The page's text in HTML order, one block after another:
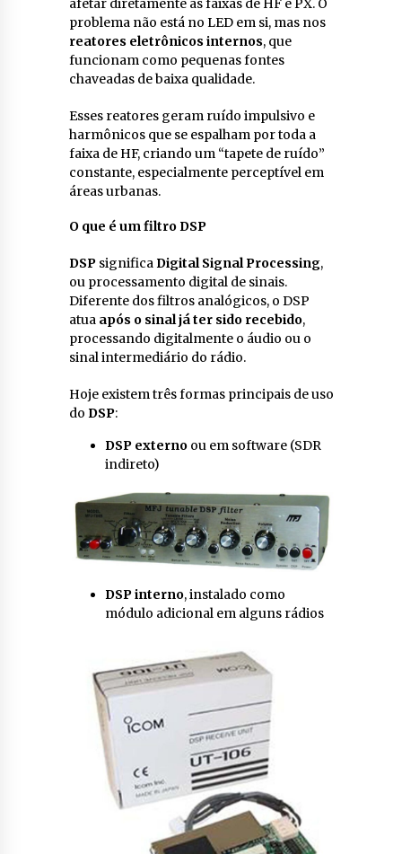
problema não está no LED em si, mas nos
reatores eletrônicos internos, que
funcionam como pequenas fontes
chaveadas de baixa qualidade.
Esses reatores geram ruído impulsivo e
harmônicos que se espalham por toda a
faixa de HF, criando um “tapete de ruído”
constante, especialmente perceptível em
áreas urbanas.
O que é um filtro DSP
DSPsignificaDigital Signal Processing,
ou processamento digital de sinais.
Diferente dos filtros analógicos, o DSP
atua após o sinal já ter sido recebido,
processando digitalmente o áudio ou o
sinal intermediário do rádio.
Hoje existem três formas principais de uso
do DSP:
DSP externoou em software (SDR
indireto)
DSP interno, instalado como
módulo adicional em alguns rádios